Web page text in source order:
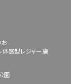
お
体感型レジャー施
園